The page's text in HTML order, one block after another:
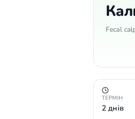
Fecal
ТЕРМІН
2 днів